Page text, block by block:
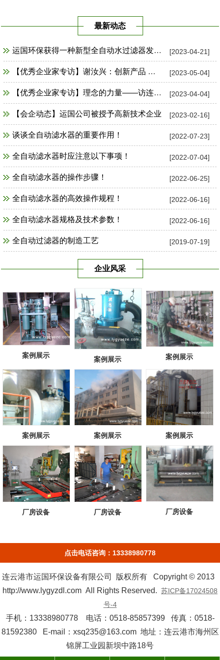
最新动态
[2023-04-21]
运国环保获得一种新型全自动水过滤器发明专利证书
[2023-05-04]
【优秀企业家专访】谢汝兴：创新产品 占领市场制高点
[2023-04-04]
【优秀企业家专访】理念的力量——访连云港市运国环保设备公司总经理谢汝兴
[2023-02-16]
【会企动态】运国公司被授予高新技术企业
[2022-07-23]
谈谈全自动滤水器的重要作用！
[2022-07-04]
全自动滤水器时应注意以下事项！
[2022-06-25]
全自动滤水器的操作步骤！
[2022-06-16]
全自动滤水器的高效操作规程！
[2022-06-16]
全自动滤水器规格及技术参数！
[2019-07-19]
全自动过滤器的制造工艺
企业风采
案例展示 案例展示 案例展示
案例展示 案例展示 案例展示
厂房设备 厂房设备 厂房设备
点击电话咨询：13338980778
连云港市运国环保设备有限公司 版权所有 Copyright © 2013
http://www.lygyzdl.com All Rights Reserved. 苏ICP备17024508
号-4
手机：13338980778 电话：0518-85857399 传真：0518-
81592380 E-mail：xsq235@163.com 地址：连云港市海州区
锦屏工业园新坝中路18号